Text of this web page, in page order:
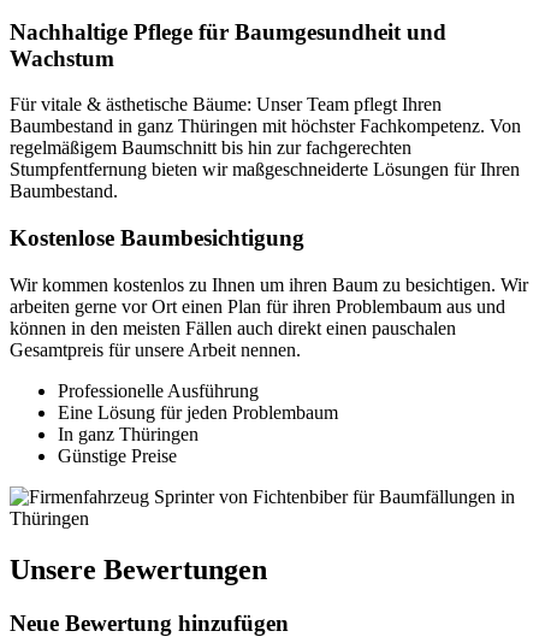
Nachhaltige Pflege für Baumgesundheit und
Wachstum
Für vitale & ästhetische Bäume: Unser Team pflegt Ihren
Baumbestand in ganz Thüringen mit höchster Fachkompetenz. Von
regelmäßigem Baumschnitt bis hin zur fachgerechten
Stumpfentfernung bieten wir maßgeschneiderte Lösungen für Ihren
Baumbestand.
Kostenlose Baumbesichtigung
Wir kommen kostenlos zu Ihnen um ihren Baum zu besichtigen. Wir
arbeiten gerne vor Ort einen Plan für ihren Problembaum aus und
können in den meisten Fällen auch direkt einen pauschalen
Gesamtpreis für unsere Arbeit nennen.
Professionelle Ausführung
Eine Lösung für jeden Problembaum
In ganz Thüringen
Günstige Preise
Unsere Bewertungen
Neue Bewertung hinzufügen